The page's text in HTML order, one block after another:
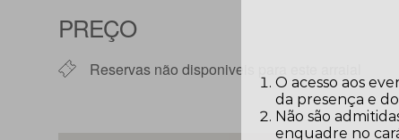
PREÇO
Reservas não disponiveis para este arraial
O acesso aos
da presença e
Não são
enquadre no